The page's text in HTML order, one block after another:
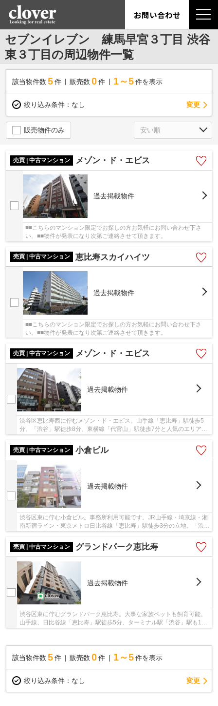
お問い合わせ
セブンイレブン 練馬早宮３丁目 渋谷
東３丁目の周辺物件一覧
該当物件数 5件 販売数 0 件 1～5 件を表示
絞り込み条件： なし 変更
販売物件のみ
売買 | 中古マンション メゾン・ド・エビス
過去掲載物件
■■こちらのマンション限定でお探しの方お気軽にお問い合わせ下さ
い。■■物件が発表になり次第ご連絡させて頂きます。
売買 | 中古マンション 恵比寿スカイハイツ
過去掲載物件
■■こちらのマンション限定でお探しの方お気軽にお問い合わせ下さ
い。■■物件が発表になり次第ご連絡させて頂きます。
売買 | 中古マンション メゾン・ド・エビス
過去掲載物件
渋谷区恵比寿西に佇むメゾン・ド・エビス。山手線「恵比寿」駅徒歩5
分、「渋谷」駅徒歩8分、東横線「代官山」駅徒歩7分と人気のエリアに
売買 | 中古マンション
小倉ビル
過去掲載物件
渋谷区東に佇む小倉ビル。事務所利用可能です。JR山手線・埼京線・湘
南新宿ライン・東京メトロ日比谷線「恵比寿」駅徒歩3分の立地。「渋
売買 | 中古マンション
グランドパーク恵比寿
過去掲載物件
渋谷区東に佇むグランドパーク恵比寿。大事な家族ペットも飼育可能。
山手線、日比谷線「恵比寿」駅徒歩5分、ターミナル駅「渋谷」駅も12
該当物件数 5件 販売数 0 件 1～5 件を表示
絞り込み条件： なし 変更